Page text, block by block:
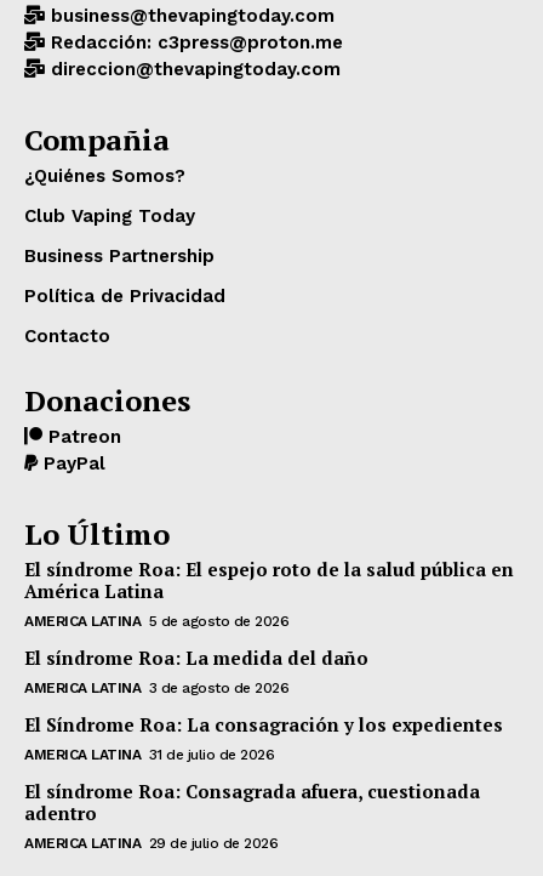
business@thevapingtoday.com
Redacción: c3press@proton.me
direccion@thevapingtoday.com
Compañia
¿Quiénes Somos?
Club Vaping Today
Business Partnership
Política de Privacidad
Contacto
Donaciones
Patreon
PayPal
Lo Último
El síndrome Roa: El espejo roto de la salud pública en
América Latina
AMERICA LATINA 5 de agosto de 2026
El síndrome Roa: La medida del daño
AMERICA LATINA 3 de agosto de 2026
El Síndrome Roa: La consagración y los expedientes
AMERICA LATINA 31 de julio de 2026
El síndrome Roa: Consagrada afuera, cuestionada
adentro
AMERICA LATINA 29 de julio de 2026